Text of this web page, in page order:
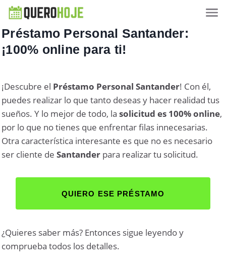
Préstamo Personal Santander:
¡100% online para ti!
¡Descubre el Préstamo Personal Santander! Con él,
puedes realizar lo que tanto deseas y hacer realidad tus
sueños. Y lo mejor de todo, la solicitud es 100% online,
por lo que no tienes que enfrentar filas innecesarias.
Otra característica interesante es que no es necesario
ser cliente deSantander para realizar tu solicitud.
QUIERO ESE PRÉSTAMO
¿Quieres saber más? Entonces sigue leyendo y
comprueba todos los detalles.